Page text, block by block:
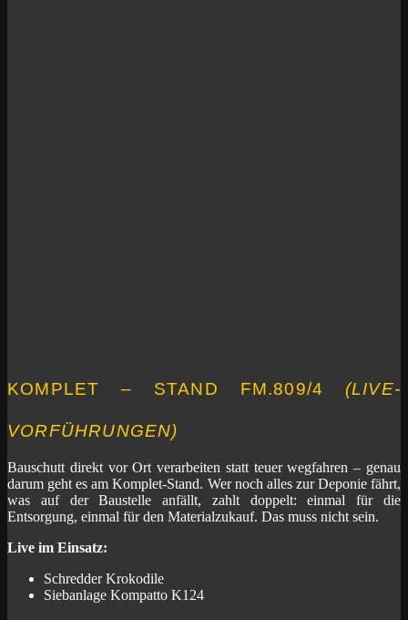
KOMPLET – STAND FM.809/4 (LIVE-
VORFÜHRUNGEN)
Bauschutt direkt vor Ort verarbeiten statt teuer wegfahren – genau
darum geht es am Komplet-Stand. Wer noch alles zur Deponie fährt,
was auf der Baustelle anfällt, zahlt doppelt: einmal für die
Entsorgung, einmal für den Materialzukauf. Das muss nicht sein.
Live im Einsatz:
Schredder Krokodile
Siebanlage Kompatto K124